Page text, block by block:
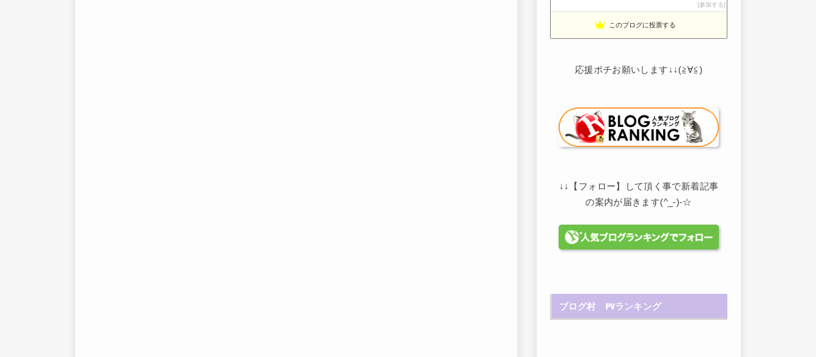
参加する
このブログに投票する
応援ポチお願いします↓↓(≧∀≦)
↓↓【フォロー】して頂く事で新着記事
の案内が届きます(^_-)-☆
ブログ村 PVランキング